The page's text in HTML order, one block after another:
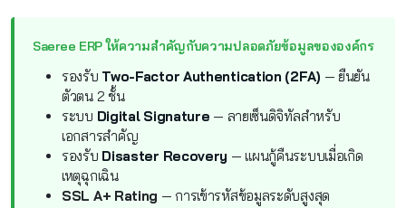
Saeree ERP ให้ความสำคัญกับความปลอดภัยข้อมูลขององค์กร
รองรับ Two-Factor Authentication (2FA) — ยืนยัน
ตัวตน 2 ชั้น
ระบบ Digital Signature — ลายเซ็นดิจิทัลสำหรับ
เอกสารสำคัญ
รองรับ Disaster Recovery — แผนกู้คืนระบบเมื่อเกิด
เหตุฉุกเฉิน
SSL A+ Rating — การเข้ารหัสข้อมูลระดับสูงสุด